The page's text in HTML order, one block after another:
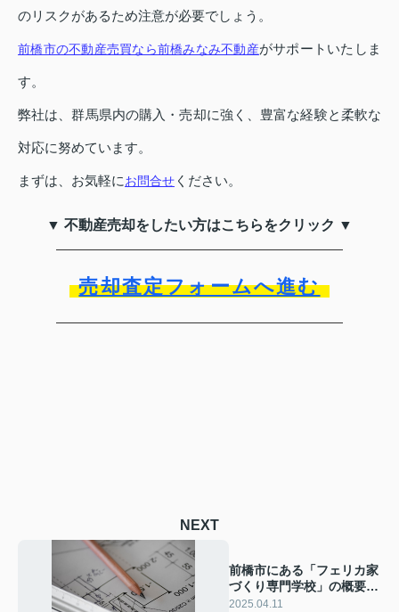
のリスクがあるため注意が必要でしょう。
前橋市の不動産売買なら前橋みなみ不動産がサポートいたしま
す。
弊社は、群馬県内の購入・売却に強く、豊富な経験と柔軟な
対応に努めています。
まずは、お気軽にお問合せ ください。
▼ 不動産売却をしたい方はこちらをクリック ▼
売却査定フォームへ進む
NEXT
前橋市にある「フェリカ家
づくり専門学校」の概要！
学科の特徴もご紹介
2025.04.11